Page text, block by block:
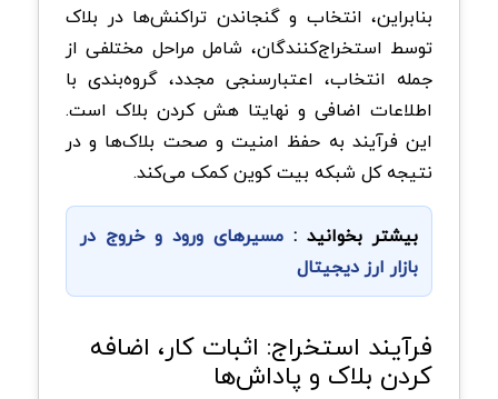
بنابراین، انتخاب و گنجاندن تراکنش‌ها در بلاک
توسط استخراج‌کنندگان، شامل مراحل مختلفی از
جمله انتخاب، اعتبارسنجی مجدد، گروه‌بندی با
اطلاعات اضافی و نهایتا هش کردن بلاک است.
این فرآیند به حفظ امنیت و صحت بلاک‌ها و در
نتیجه کل شبکه بیت‌ کوین کمک می‌کند.
بیشتر بخوانید : مسیرهای ورود و خروج در
بازار ارز دیجیتال
فرآیند استخراج: اثبات کار، اضافه
کردن بلاک و پاداش‌ها